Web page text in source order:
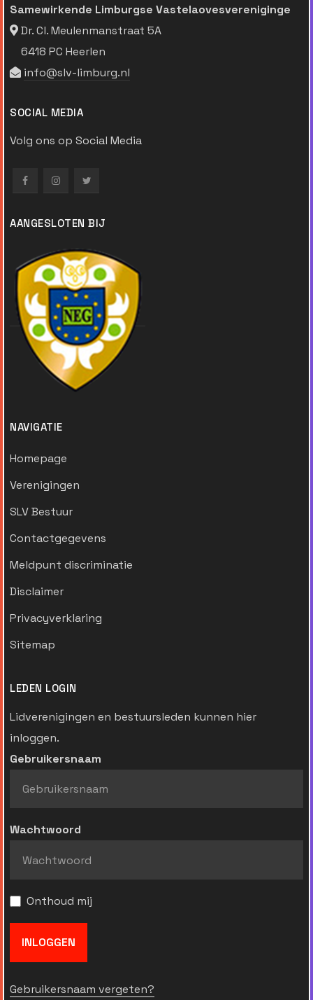
Samewirkende Limburgse Vastelaovesvereniginge
Dr. Cl. Meulenmanstraat 5A
6418 PC Heerlen
info@slv-limburg.nl
SOCIAL MEDIA
Volg ons op Social Media
AANGESLOTEN BIJ
NAVIGATIE
Homepage
Verenigingen
SLV Bestuur
Contactgegevens
Meldpunt discriminatie
Disclaimer
Privacyverklaring
Sitemap
LEDEN LOGIN
Lidverenigingen en bestuursleden kunnen hier
inloggen.
Gebruikersnaam
Wachtwoord
Onthoud mij
INLOGGEN
Gebruikersnaam vergeten?